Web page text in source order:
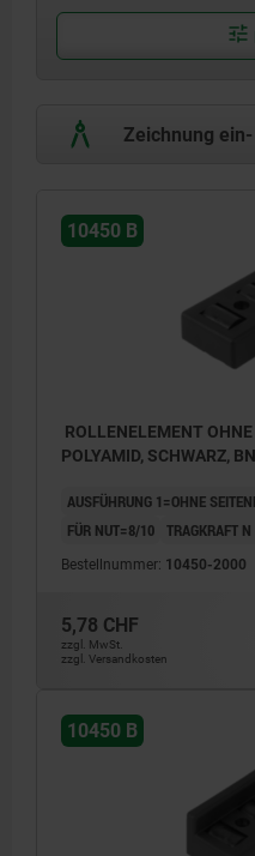
Zeichnung
1) mit Seitenführung
10450 B
ROLLENELEMENT
POLYAMID, SCHWARZ,
AUSFÜHRUNG 1=OHNE
FÜR NUT=8/10 TRAGKRAFT
Bestellnummer: 10450-2000
5,78 CHF
zzgl. MwSt.
zzgl. Versandkosten
10450 B